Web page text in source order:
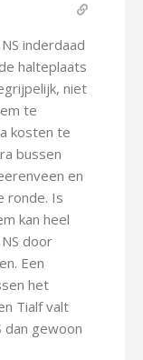
inderdaad
halteplaats
niet
te
kosten te
bussen
en
ronde. Is
kan heel
door
Een
het
Tialf valt
dan gewoon